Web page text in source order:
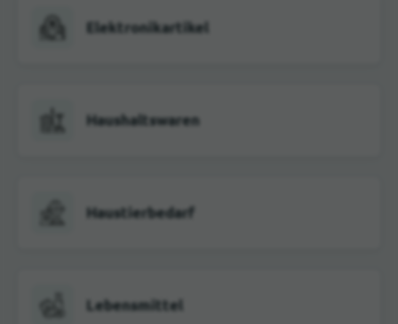
Elektronikartikel
Haushaltswaren
Haustierbedarf
Lebensmittel